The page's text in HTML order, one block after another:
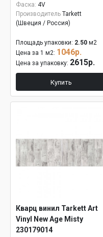
Фаска: 4V
Производитель Tarkett
(Швеция / Россия)
Площадь упаковки: 2.50 м2
Цена за 1 м2: 1046р.
Цена за упаковку: 2615р.
Купить
Кварц винил Tarkett Art
Vinyl New Age Misty
230179014